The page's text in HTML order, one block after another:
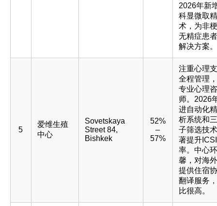
2026年新
科显微取
术，为非
无精症患
解决方案。
5
爱维生殖
中心
Sovetskaya
Street 84,
Bishkek
52%
–
57%
注重心理
全程管理
专业心理
师。2026
进自动化
析系统和
子筛选技
著提升
率。中心
馨，对海
提供住宿
翻译服务
比很高。